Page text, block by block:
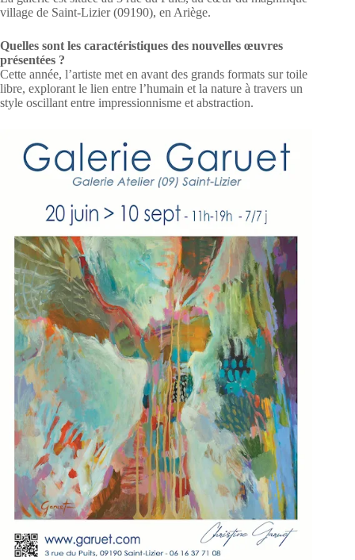
village de Saint-Lizier (09190), en Ariège.
Quelles sont les caractéristiques des nouvelles œuvres
présentées ?
Cette année, l’artiste met en avant des grands formats sur toile
libre, explorant le lien entre l’humain et la nature à travers un
style oscillant entre impressionnisme et abstraction.